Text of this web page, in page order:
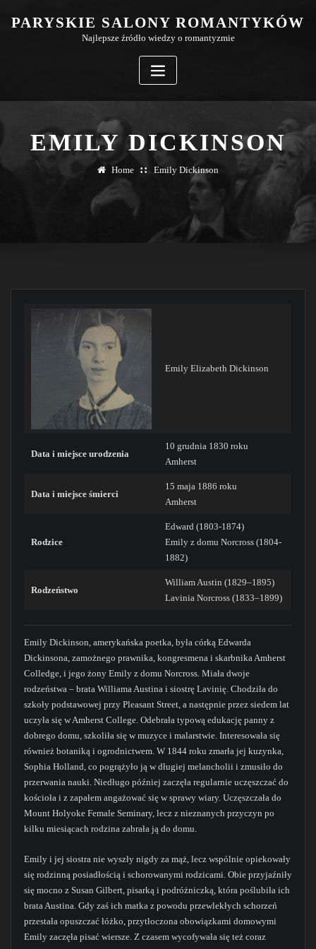
PARYSKIE SALONY ROMANTYKÓW
Najlepsze źródło wiedzy o romantyzmie
EMILY DICKINSON
Home Emily Dickinson
Emily Elizabeth Dickinson
Data i miejsce urodzenia
10 grudnia 1830 roku
Amherst
Data i miejsce śmierci
15 maja 1886 roku
Amherst
Rodzice
Edward (1803-1874)
Emily z domu Norcross (1804-
1882)
Rodzeństwo
William Austin (1829–1895)
Lavinia Norcross (1833–1899)
Emily Dickinson, amerykańska poetka, była córką Edwarda
Dickinsona, zamożnego prawnika, kongresmena i skarbnika Amherst
Colledge, i jego żony Emily z domu Norcross. Miała dwoje
rodzeństwa – brata Williama Austina i siostrę Lavinię. Chodziła do
szkoły podstawowej przy Pleasant Street, a następnie przez siedem lat
uczyła się w Amherst College. Odebrała typową edukację panny z
dobrego domu, szkoliła się w muzyce i malarstwie. Interesowała się
również botaniką i ogrodnictwem. W 1844 roku zmarła jej kuzynka,
Sophia Holland, co pogrążyło ją w długiej melancholii i zmusiło do
przerwania nauki. Niedługo później zaczęła regularnie uczęszczać do
kościoła i z zapałem angażować się w sprawy wiary. Uczęszczała do
Mount Holyoke Female Seminary, lecz z nieznanych przyczyn po
kilku miesiącach rodzina zabrała ją do domu.
Emily i jej siostra nie wyszły nigdy za mąż, lecz wspólnie opiekowały
się rodzinną posiadłością i schorowanymi rodzicami. Obie przyjaźniły
się mocno z Susan Gilbert, pisarką i podróżniczką, która poślubiła ich
brata Austina. Gdy zaś ich matka z powodu przewlekłych schorzeń
przestała opuszczać łóżko, przytłoczona obowiązkami domowymi
Emily zaczęła pisać wiersze. Z czasem wycofywała się też coraz